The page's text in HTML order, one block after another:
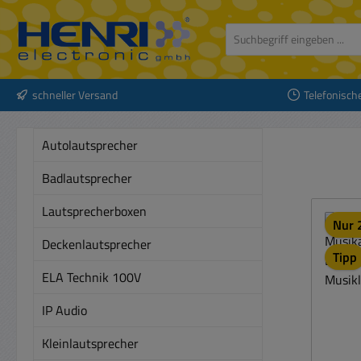
Hauptinhalt springen
Zur Suche springen
Zur Hauptnavigation springen
schneller Versand
Autolautsprecher
Badlautsprecher
Lautsprecherboxen
Deckenlautsprecher
ELA Technik 100V
IP Audio
Kleinlautsprecher
Nur
Tipp